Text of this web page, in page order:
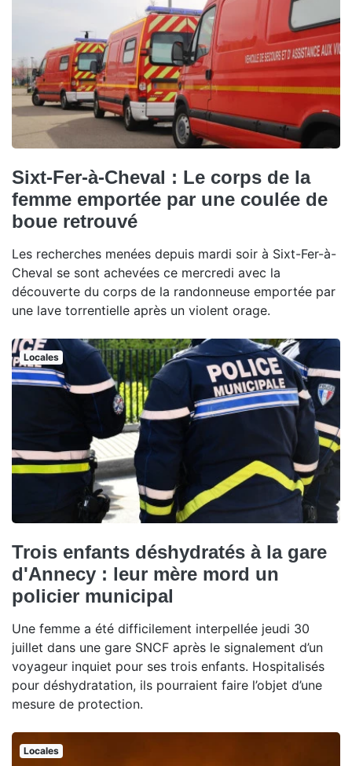
Sixt-Fer-à-Cheval : Le corps de la
femme emportée par une coulée de
boue retrouvé
Les recherches menées depuis mardi soir à Sixt-Fer-à-
Cheval se sont achevées ce mercredi avec la
découverte du corps de la randonneuse emportée par
une lave torrentielle après un violent orage.
Locales
Trois enfants déshydratés à la gare
d'Annecy : leur mère mord un
policier municipal
Une femme a été difficilement interpellée jeudi 30
juillet dans une gare SNCF après le signalement d’un
voyageur inquiet pour ses trois enfants. Hospitalisés
pour déshydratation, ils pourraient faire l’objet d’une
mesure de protection.
Locales